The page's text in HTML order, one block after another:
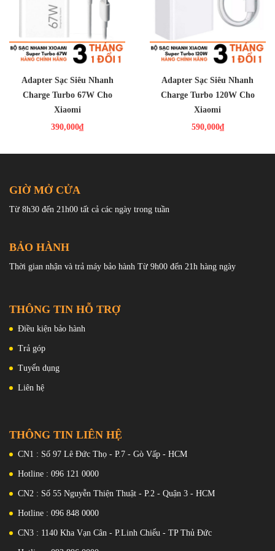
thoại thông minh, mà còn tương thích với nhiều thiết bị di động
khác như máy tính bảng, laptop Mi Air, MacBook… Điều này đảm
Tích Hợp Công Nghệ Bảo Vệ An Toàn
Cốc sạc Xiaomi 33W MDY-11-EX tích hợp 10 tính năng bảo vệ đa
Adapter Sạc Siêu Nhanh
Charge Turbo 67W Cho
Xiaomi
390,000₫
Adapter Sạc Siêu Nhanh
Charge Turbo 120W Cho
Xiaomi
590,000₫
GIỜ MỞ CỬA
Từ 8h30 đến 21h00 tất cả các ngày trong tuần
BẢO HÀNH
Thời gian nhận và trả máy bảo hành Từ 9h00 đến 21h hàng ngày
THÔNG TIN HỖ TRỢ
Điều kiện bảo hành
Trả góp
Tuyển dụng
Liên hệ
THÔNG TIN LIÊN HỆ
CN1 : Số 97 Lê Đức Thọ - P.7 - Gò Vấp - HCM
Hotline : 096 121 0000
CN2 : Số 55 Nguyễn Thiện Thuật - P.2 - Quận 3 - HCM
Hotline : 096 848 0000
CN3 : 1140 Kha Vạn Cân - P.Linh Chiểu - TP Thủ Đức